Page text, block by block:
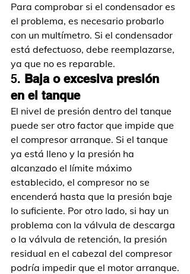
Para comprobar si el condensador es
el problema, es necesario probarlo
con un multímetro. Si el condensador
está defectuoso, debe reemplazarse,
ya que no es reparable.
5. Baja o excesiva presión
en el tanque
El nivel de presión dentro del tanque
puede ser otro factor que impide que
el compresor arranque. Si el tanque
ya está lleno y la presión ha
alcanzado el límite máximo
establecido, el compresor no se
encenderá hasta que la presión baje
lo suficiente. Por otro lado, si hay un
problema con la válvula de descarga
o la válvula de retención, la presión
residual en el cabezal del compresor
podría impedir que el motor arranque.